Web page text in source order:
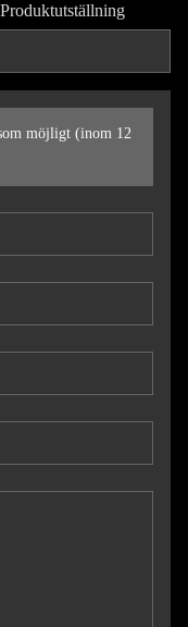
Produktutställning
möjligt (inom 12